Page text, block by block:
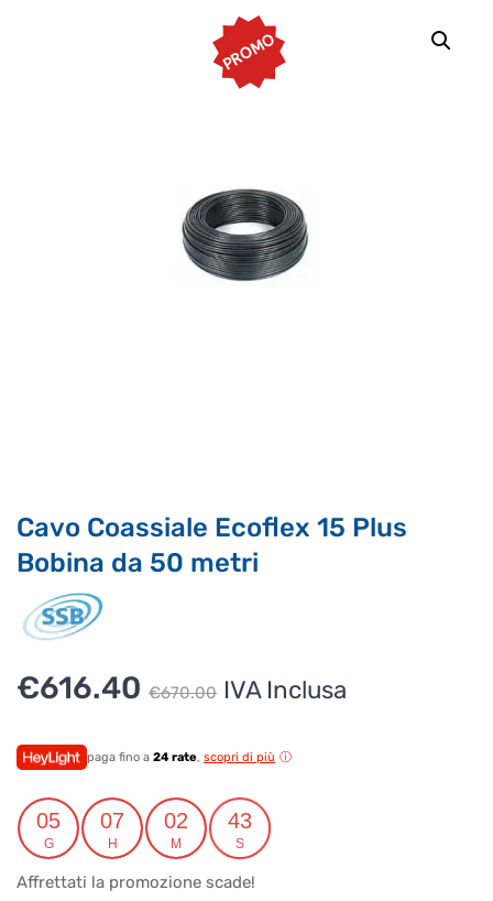
PROMO
Cavo Coassiale Ecoflex 15 Plus
Bobina da 50 metri
€670.00 Il
originale
era:
€670.00.
€616.40
Il
attuale
è:
€616.40.
IVA Inclusa
paga fino a 24 rate, scopri di più
05
G
07
H
02
M
42
S
Affrettati la promozione scade!